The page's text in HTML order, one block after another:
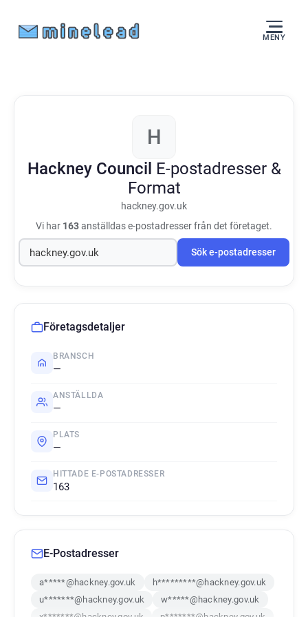
MENY
H
Hackney Council E-postadresser &
Format
hackney.gov.uk
Vi har 163anställdas e-postadresser från det företaget.
Sök e-postadresser
Företagsdetaljer
BRANSCH
—
ANSTÄLLDA
—
PLATS
—
HITTADE E-POSTADRESSER
163
E-Postadresser
a*****@hackney.gov.uk
h*********@hackney.gov.uk
u*******@hackney.gov.uk
w*****@hackney.gov.uk